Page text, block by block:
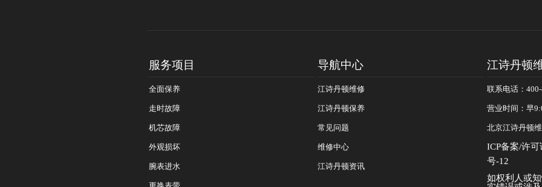
服务项目
全面保养
走时故障
机芯故障
外观损坏
腕表进水
导航中心
江诗丹顿维修
江诗丹顿保养
常见问题
维修中心
江诗丹顿资讯
江诗丹顿
联系电话：
营业时间：早
北京江诗丹顿
ICP备案/许可
号-12
如权利人或